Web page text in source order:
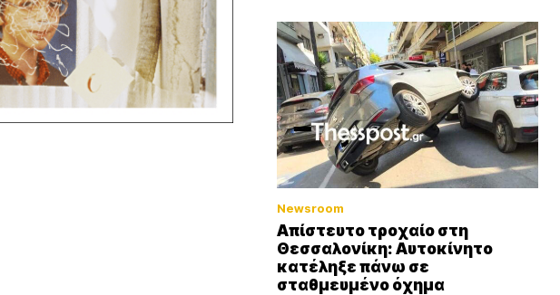
Newsroom
Απίστευτο τροχαίο στη
Θεσσαλονίκη: Αυτοκίνητο
κατέληξε πάνω σε
σταθμευμένο όχημα